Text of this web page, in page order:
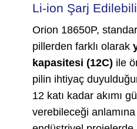
Li-ion Şarj
Orion 18650P,
pillerden farklı olarak
kapasitesi (12C) ile
pilin ihtiyaç
12 katı kadar akımı
verebileceği